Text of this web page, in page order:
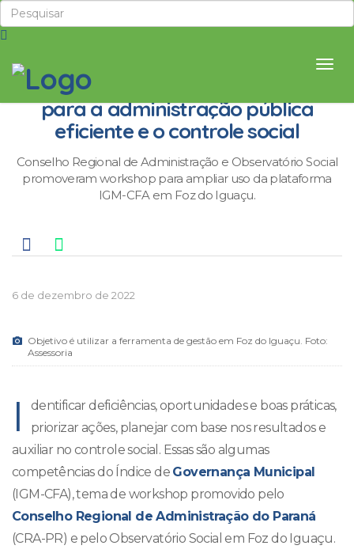
Índice de governança contribui
para a administração pública
eficiente e o controle social
Conselho Regional de Administração e Observatório Social
promoveram workshop para ampliar uso da plataforma
IGM-CFA em Foz do Iguaçu.
6 de dezembro de 2022
Objetivo é utilizar a ferramenta de gestão em Foz do Iguaçu. Foto:
Assessoria
I
dentificar deficiências, oportunidades e boas práticas,
priorizar ações, planejar com base nos resultados e
auxiliar no controle social. Essas são algumas
competências do Índice de Governança Municipal
(IGM-CFA), tema de workshop promovido pelo
Conselho Regional de Administração do Paraná
(CRA-PR) e pelo Observatório Social em Foz do Iguaçu.